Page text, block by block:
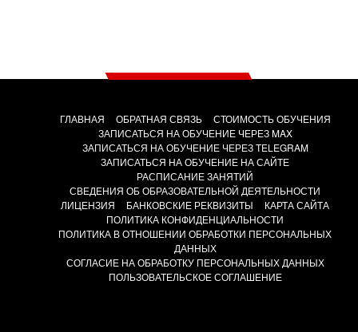
ГЛАВНАЯ ОБРАТНАЯ СВЯЗЬ
СТОИМОСТЬ ОБУЧЕНИЯ
ЗАПИСАТЬСЯ НА ОБУЧЕНИЕ ЧЕРЕЗ MAX
ЗАПИСАТЬСЯ НА ОБУЧЕНИЕ ЧЕРЕЗ TELEGRAM
ЗАПИСАТЬСЯ НА ОБУЧЕНИЕ НА САЙТЕ
РАСПИСАНИЕ ЗАНЯТИЙ
СВЕДЕНИЯ ОБ ОБРАЗОВАТЕЛЬНОЙ ДЕЯТЕЛЬНОСТИ
ЛИЦЕНЗИЯ
БАНКОВСКИЕ РЕКВИЗИТЫ
КАРТА САЙТА
ПОЛИТИКА КОНФИДЕНЦИАЛЬНОСТИ
ПОЛИТИКА В ОТНОШЕНИИ ОБРАБОТКИ ПЕРСОНАЛЬНЫХ
ДАННЫХ
СОГЛАСИЕ НА ОБРАБОТКУ ПЕРСОНАЛЬНЫХ ДАННЫХ
ПОЛЬЗОВАТЕЛЬСКОЕ СОГЛАШЕНИЕ